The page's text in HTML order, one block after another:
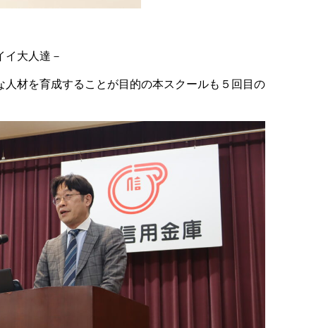
大人達－
材を育成することが目的の本スクールも５回目の